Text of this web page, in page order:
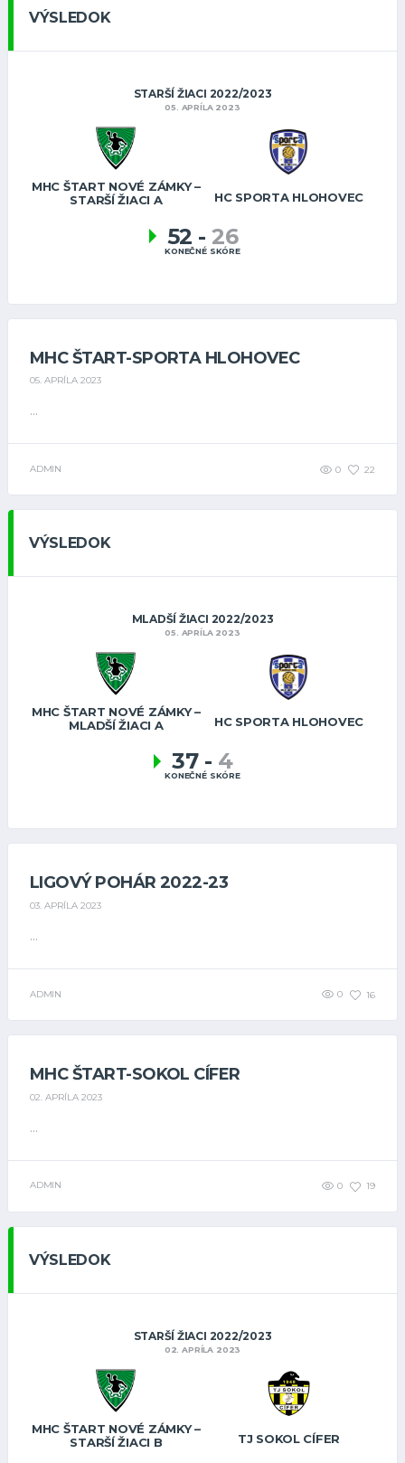
VÝSLEDOK
STARŠÍ ŽIACI 2022/2023
05. APRÍLA 2023
MHC ŠTART NOVÉ ZÁMKY –
STARŠÍ ŽIACI A
HC SPORTA HLOHOVEC
52 - 26
KONEČNÉ SKÓRE
MHC ŠTART-SPORTA HLOHOVEC
05. APRÍLA 2023
...
ADMIN 0 22
VÝSLEDOK
MLADŠÍ ŽIACI 2022/2023
05. APRÍLA 2023
MHC ŠTART NOVÉ ZÁMKY –
MLADŠÍ ŽIACI A
HC SPORTA HLOHOVEC
37 - 4
KONEČNÉ SKÓRE
LIGOVÝ POHÁR 2022-23
03. APRÍLA 2023
...
ADMIN 0 16
MHC ŠTART-SOKOL CÍFER
02. APRÍLA 2023
...
ADMIN 0 19
VÝSLEDOK
STARŠÍ ŽIACI 2022/2023
02. APRÍLA 2023
MHC ŠTART NOVÉ ZÁMKY –
STARŠÍ ŽIACI B
TJ SOKOL CÍFER